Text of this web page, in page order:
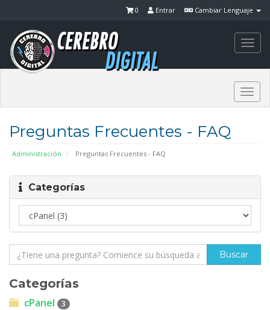
Cambiar Lenguaje
Entrar
0
Preguntas Frecuentes - FAQ
Administración Preguntas Frecuentes - FAQ
Categorías
Categorías
cPanel 3